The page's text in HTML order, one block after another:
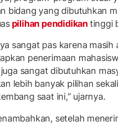
bidang yang dibutuhkan
pilihan pendidikantinggi
sangat pas karena masih
penerimaan
sangat dibutuhkan
lebih banyak pilihan
saat ini,” ujarnya.
setelah